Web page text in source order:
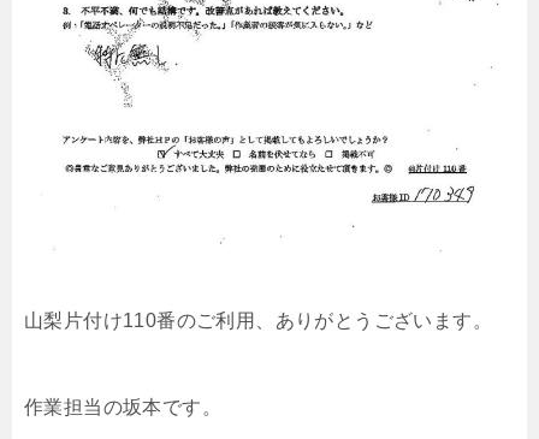
山梨片付け110番のご利用、ありがとうございます。
作業担当の坂本です。